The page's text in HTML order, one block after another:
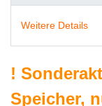
Weitere Details
!
Speicher,